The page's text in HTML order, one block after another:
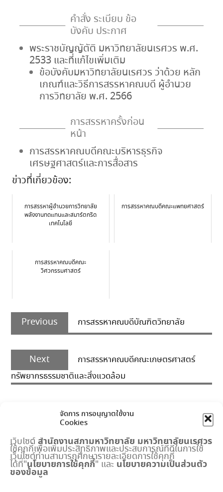
จัดการ การอนุญาตใช้งาน
Cookies
เว็บไซต์สำนักงานสภามหาวิทยาลัย มหาวิทยาลัยนเรศวร
ใช้คุกกี้เพื่อเพิ่มประสิทธิภาพและประสบการณ์ที่ดีในการใช้
เว็บไซต์ท่านสามารถศึกษารายละเอียดการใช้คุกกี้
ได้ที่"นโยบายการใช้คุกกี้" และ นโยบายความเป็นส่วนตัว
ของข้อมูล
คำสั่ง ระเบียบ ข้อ
บังคับ ประกาศ
พระราชบัญญัตัติ มหาวิทยาลัยนเรศวร พ.ศ.
2533 และที่แก้ไขเพิ่มเติม
ข้อบังคับมหาวิทยาลัยนเรศวร ว่าด้วย หลัก
เกณฑ์และวิธีการสรรหาคณบดี ผู้อำนวย
การวิทยาลัย พ.ศ. 2566
การสรรหาครั้งก่อน
หน้า
การสรรหาคณบดีคณะบริหารธุรกิจ
เศรษฐศาสตร์และการสื่อสาร
ข่าวที่เกี่ยวข้อง:
การสรรหาผู้อำนวยการวิทยาลัย
พลังงานทดแทนและสมาร์ตกริด
เทคโนโลยี
การสรรหาคณบดีคณะแพทยศาสตร์
การสรรหาคณบดีคณะ
วิศวกรรมศาสตร์
Post
navigation
Previous
Previous
post:
การสรรหาคณบดีบัณฑิตวิทยาลัย
Next
post:
การสรรหาคณบดีคณะเกษตรศาสตร์
ทรัพยากรธรรมชาติและสิ่งแวดล้อม
เมนูด่วน
กำหนดการประชุมสภามหาวิทยาลัย